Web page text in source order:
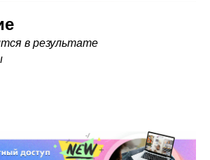
в результате